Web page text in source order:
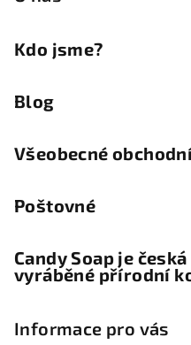
Kdo jsme?
Blog
Všeobecné
Poštovné
Candy Soap je
vyráběné přírodní
Informace pro vás